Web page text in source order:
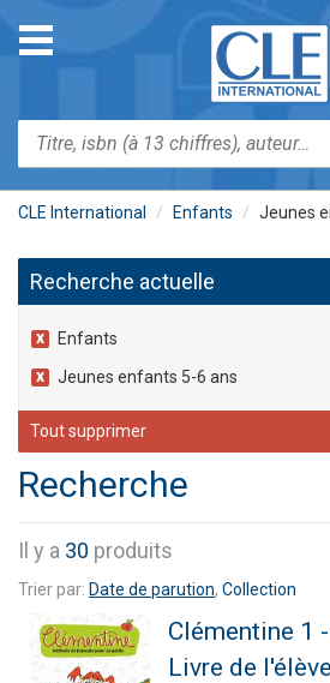
contenu
Toggle
navigation
Rechercher
CLE International Enfants Jeunes
Recherche actuelle
Enfants
Jeunes enfants 5-6 ans
Tout supprimer
Recherche
Il y a 30 produits
Trier par: Date de parution, Collection
Clémentine 1
Livre de